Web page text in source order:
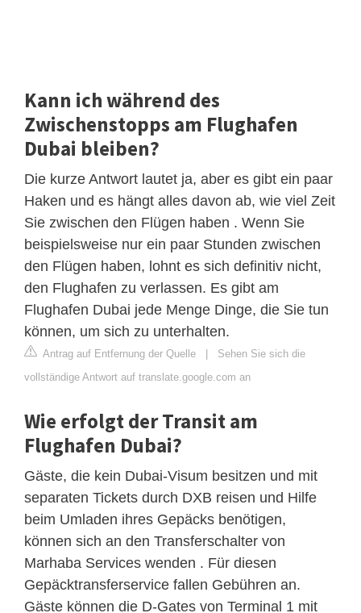
Kann ich während des
Zwischenstopps am Flughafen
Dubai bleiben?
Die kurze Antwort lautet ja, aber es gibt ein paar
Haken und es hängt alles davon ab, wie viel Zeit
Sie zwischen den Flügen haben . Wenn Sie
beispielsweise nur ein paar Stunden zwischen
den Flügen haben, lohnt es sich definitiv nicht,
den Flughafen zu verlassen. Es gibt am
Flughafen Dubai jede Menge Dinge, die Sie tun
können, um sich zu unterhalten.
Antrag auf Entfernung der Quelle | Sehen Sie sich die
vollständige Antwort auf translate.google.com an
Wie erfolgt der Transit am
Flughafen Dubai?
Gäste, die kein Dubai-Visum besitzen und mit
separaten Tickets durch DXB reisen und Hilfe
beim Umladen ihres Gepäcks benötigen,
können sich an den Transferschalter von
Marhaba Services wenden . Für diesen
Gepäcktransferservice fallen Gebühren an.
Gäste können die D-Gates von Terminal 1 mit